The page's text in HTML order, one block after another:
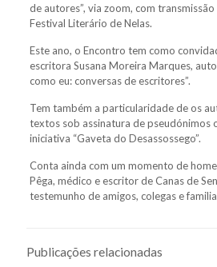
de autores”, via zoom, com
Festival Literário de Nelas.
Este ano, o Encontro tem como
escritora Susana Moreira Marques,
como eu: conversas de escritores”.
Tem também a particularidade de os
textos sob assinatura de pseudónimos
iniciativa “Gaveta do Desassossego”.
Conta ainda com um momento de
Pêga, médico e escritor de Canas de
testemunho de amigos, colegas e
Publicações relacionadas